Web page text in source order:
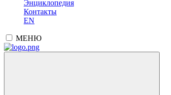
Энциклопедия
Контакты
EN
МЕНЮ